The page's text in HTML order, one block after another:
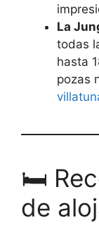
La
todas
hasta
pozas
🛏️
de